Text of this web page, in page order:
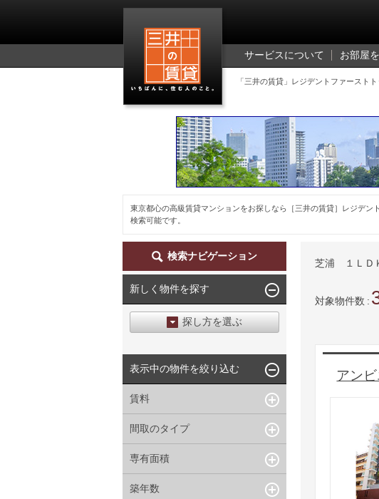
サービスについて お部屋
「三井の賃貸」レジデントファースト
東京都心の高級賃貸マンションをお探しなら［三井の賃貸］レジデ
検索可能です。
芝浦 １ＬＤ
対象物件数
アン
検索ナビゲーション
新しく物件を探す
探し方を選ぶ
区から探す
地図から探す
沿線から探す
表示中の物件を絞り込む
賃料
下限なし
礼金なし
敷金なし
間取のタイプ
1R〜1K
1DK〜1LDK
4LDK〜
専有面積
指定なし
築年数